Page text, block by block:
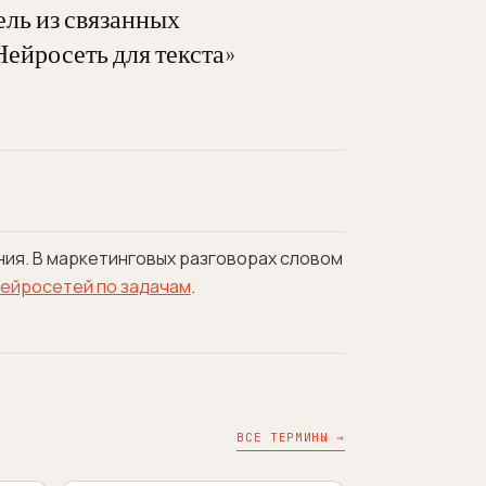
из связанных
для текста»
В маркетинговых разговорах словом
по задачам.
ВСЕ ТЕРМИНЫ →